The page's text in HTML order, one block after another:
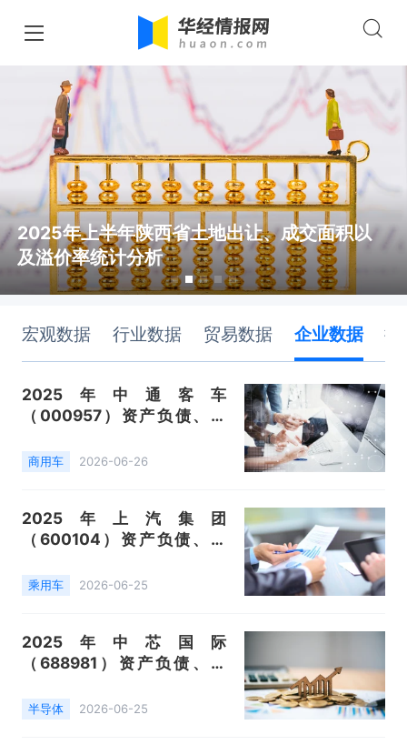
2025年上半年陕西省土地出让、成交面积以
及溢价率统计分析
宏观数据 行业数据 贸易数据 企业数据 排
2025年中通客车
（000957）资产负债、营
车）数据统计
商用车 2026-06-26
2025年上汽集团
（600104）资产负债、营
车业务、零部件业务）数据统
计
乘用车 2026-06-25
2025年中芯国际
（688981）资产负债、营
成电路晶圆制造代工）数据统
计
半导体 2026-06-25